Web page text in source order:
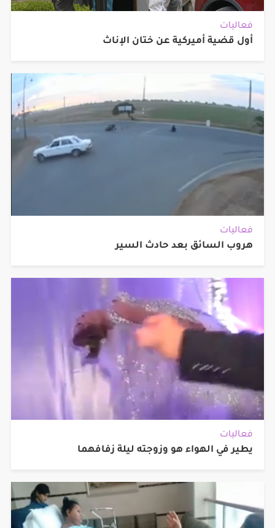
فعاليات
أول قضية أميركية عن ختان الإناث
فعاليات
هروب السائق بعد حادث السير
فعاليات
يطير في الهواء هو وزوجته ليلة زفافهما